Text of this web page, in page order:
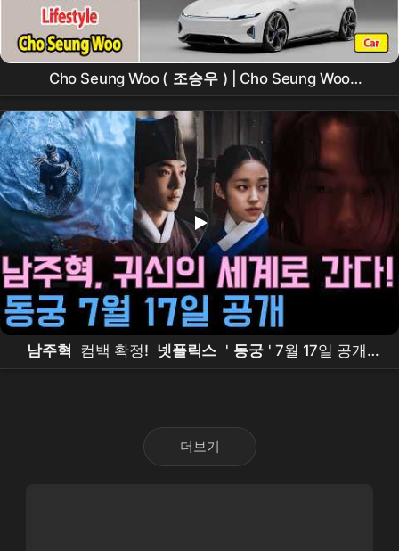
Cho Seung Woo ( 조승우 ) | Cho Seung Woo
Lifestyle | Drama , Net Worth | Family, Girlfriend |
House, Car
남주혁 컴백 확정! 넷플릭스 ' 동궁 ' 7월 17일 공개 –
조승우 · 노윤서 와 함께 귀신의 세계로
더보기